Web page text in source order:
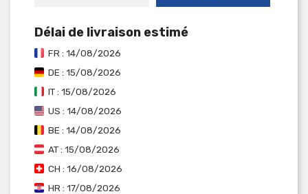
Délai de livraison estimé
FR : 14/08/2026
DE : 15/08/2026
IT : 15/08/2026
US : 14/08/2026
BE : 14/08/2026
AT : 15/08/2026
CH : 16/08/2026
HR : 17/08/2026